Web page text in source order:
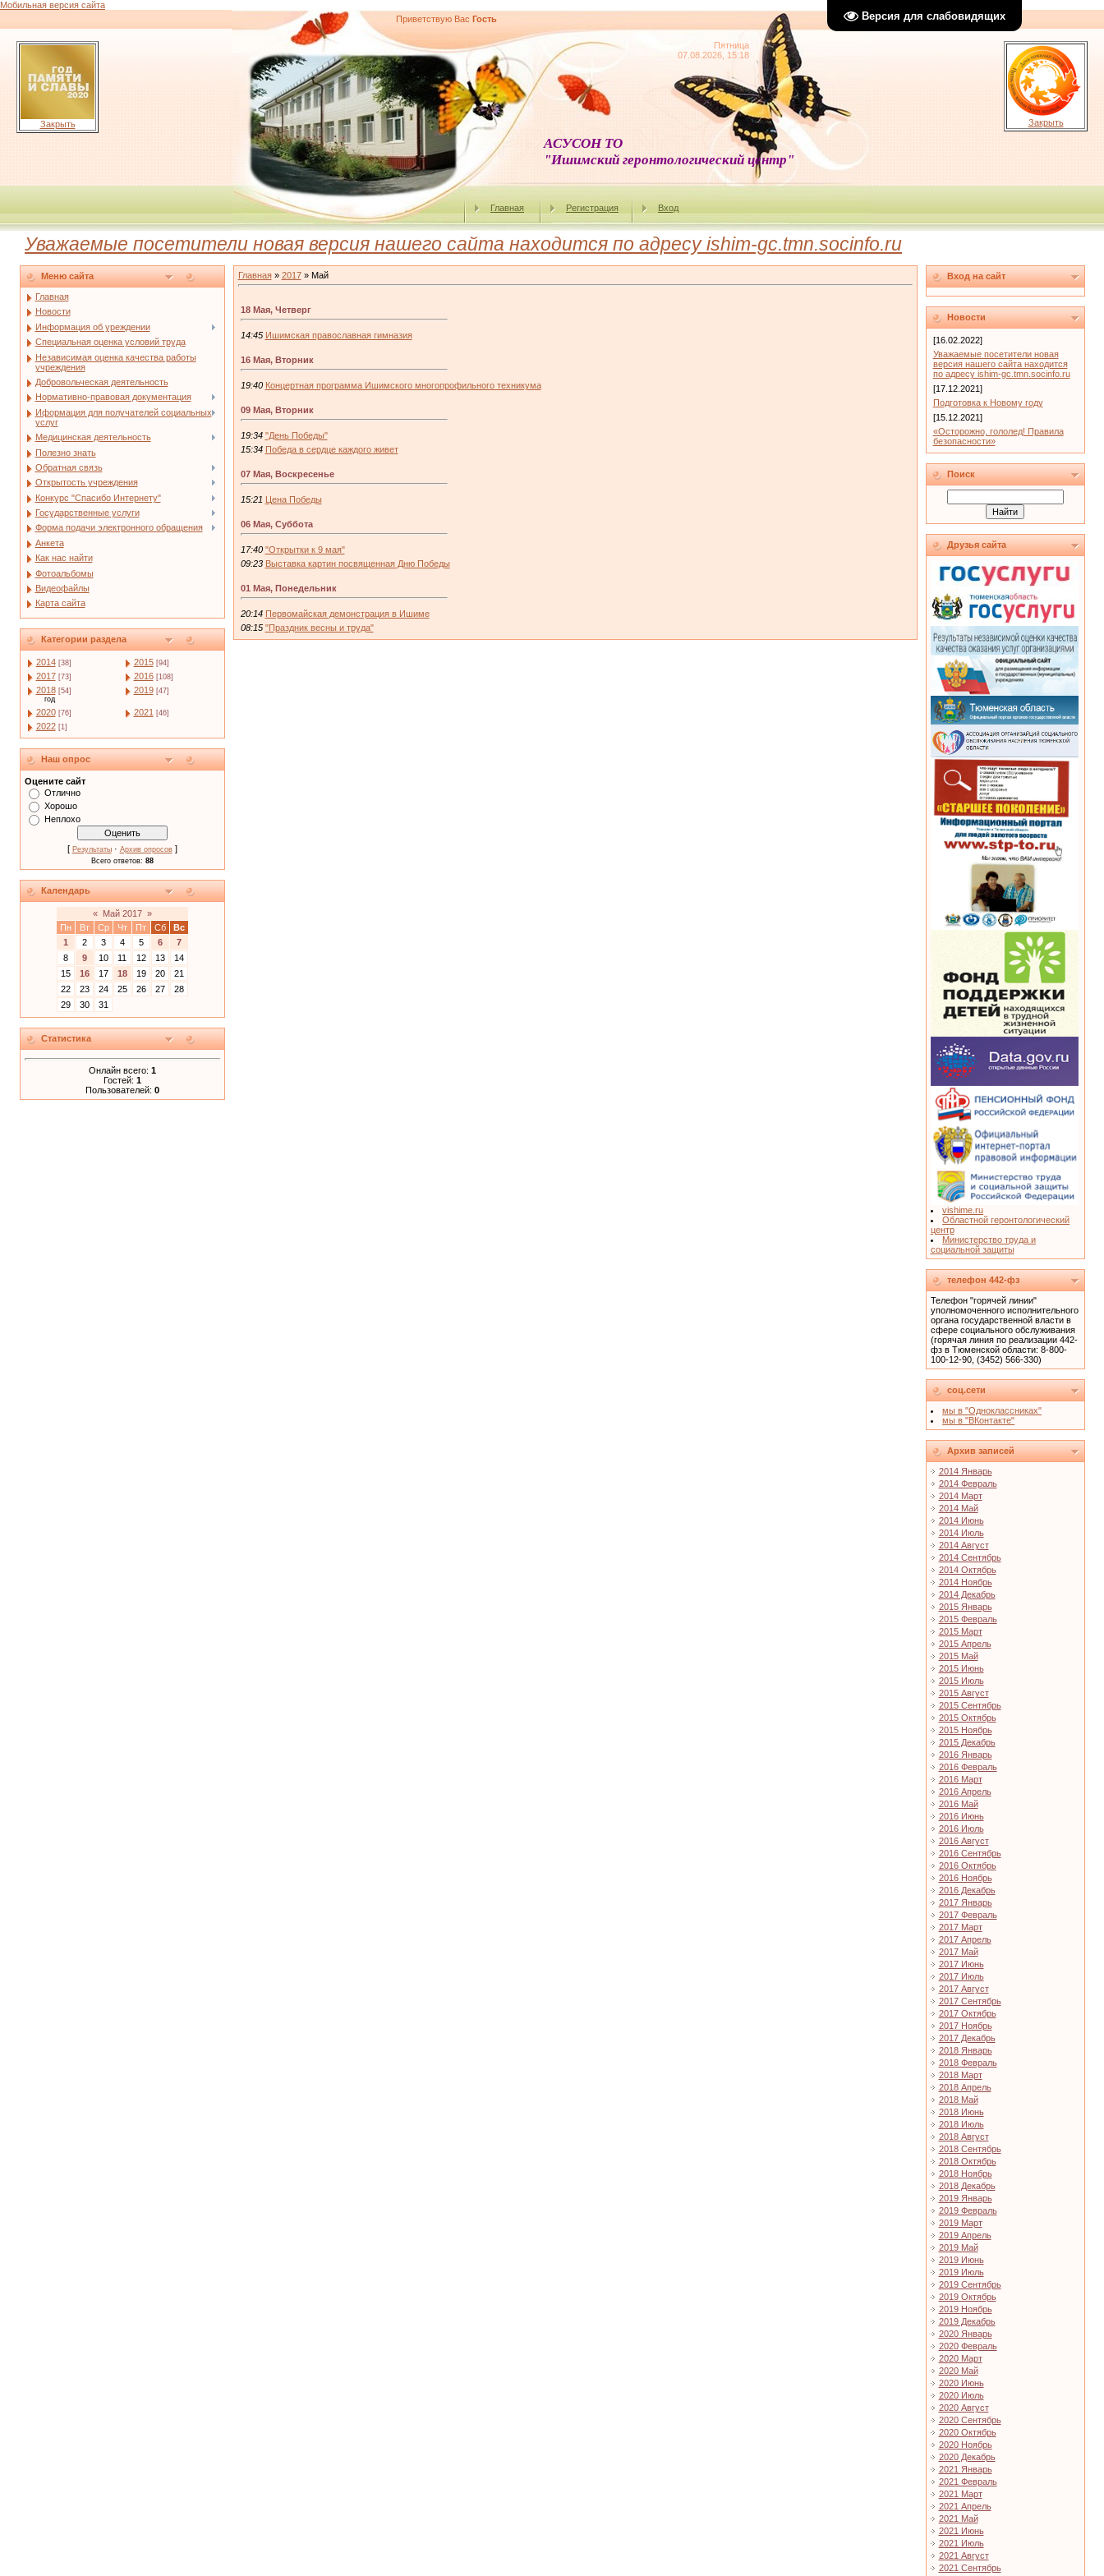
Версия для слабовидящих
Мобильная версия сайта
Приветствую Вас Гость
Пятница
07.08.2026, 15:18
АСУСОН ТО
"Ишимский геронтологический центр"
Главная Регистрация Вход
Закрыть
Закрыть
Уважаемые посетители новая версия нашего сайта находится по адресу ishim-gc.tmn.socinfo.ru
Меню сайта
Главная
Новости
Информация об уреждении
Специальная оценка условий труда
Независимая оценка качества работы
учреждения
Добровольческая деятельность
Нормативно-правовая документация
Иформация для получателей социальных
услуг
Медицинская деятельность
Полезно знать
Обратная связь
Открытость учреждения
Конкурс "Спасибо Интернету"
Государственные услуги
Форма подачи электронного обращения
Анкета
Как нас найти
Фотоальбомы
Видеофайлы
Карта сайта
Категории раздела
2014 [38] 2015 [94]
2017 [73] 2016 [108]
2018 [54]
год
2019 [47]
2020 [76] 2021 [46]
2022 [1]
Наш опрос
Оцените сайт
Отлично
Хорошо
Неплохо
[ Результаты· Архив опросов]
Всего ответов: 88
Календарь
« Май 2017 »
Пн
Вт Ср Чт Пт Сб
Вс
1
2 3 4 5 6
7
8
9 10 11 12 13
14
15
16 17 18 19 20
21
22
23 24 25 26 27
28
29
30 31
Статистика
Онлайн всего: 1
Гостей: 1
Пользователей: 0
Главная» 2017 » Май
18 Мая, Четверг
14:45 Ишимская православная гимназия
16 Мая, Вторник
19:40 Концертная программа Ишимского многопрофильного техникума
09 Мая, Вторник
19:34 "День Победы"
15:34 Победа в сердце каждого живет
07 Мая, Воскресенье
15:21 Цена Победы
06 Мая, Суббота
17:40 "Открытки к 9 мая"
09:23 Выставка картин посвященная Дню Победы
01 Мая, Понедельник
20:14 Первомайская демонстрация в Ишиме
08:15 "Праздник весны и труда"
Вход на сайт
Новости
[16.02.2022]
Уважаемые посетители новая
версия нашего сайта находится
по адресу ishim-gc.tmn.socinfo.ru
[17.12.2021]
Подготовка к Новому году
[15.12.2021]
«Осторожно, гололед! Правила
безопасности»
Поиск
Друзья сайта
vishime.ru
Областной геронтологический
центр
Министерство труда и
социальной защиты
телефон 442-фз
Телефон "горячей линии"
уполномоченного исполнительного
органа государственной власти в
сфере социального обслуживания
(горячая линия по реализации 442-
фз в Тюменской области: 8-800-
100-12-90, (3452) 566-330)
соц.сети
мы в "Одноклассниках"
мы в "ВКонтакте"
Архив записей
2014 Январь
2014 Февраль
2014 Март
2014 Май
2014 Июнь
2014 Июль
2014 Август
2014 Сентябрь
2014 Октябрь
2014 Ноябрь
2014 Декабрь
2015 Январь
2015 Февраль
2015 Март
2015 Апрель
2015 Май
2015 Июнь
2015 Июль
2015 Август
2015 Сентябрь
2015 Октябрь
2015 Ноябрь
2015 Декабрь
2016 Январь
2016 Февраль
2016 Март
2016 Апрель
2016 Май
2016 Июнь
2016 Июль
2016 Август
2016 Сентябрь
2016 Октябрь
2016 Ноябрь
2016 Декабрь
2017 Январь
2017 Февраль
2017 Март
2017 Апрель
2017 Май
2017 Июнь
2017 Июль
2017 Август
2017 Сентябрь
2017 Октябрь
2017 Ноябрь
2017 Декабрь
2018 Январь
2018 Февраль
2018 Март
2018 Апрель
2018 Май
2018 Июнь
2018 Июль
2018 Август
2018 Сентябрь
2018 Октябрь
2018 Ноябрь
2018 Декабрь
2019 Январь
2019 Февраль
2019 Март
2019 Апрель
2019 Май
2019 Июнь
2019 Июль
2019 Сентябрь
2019 Октябрь
2019 Ноябрь
2019 Декабрь
2020 Январь
2020 Февраль
2020 Март
2020 Май
2020 Июнь
2020 Июль
2020 Август
2020 Сентябрь
2020 Октябрь
2020 Ноябрь
2020 Декабрь
2021 Январь
2021 Февраль
2021 Март
2021 Апрель
2021 Май
2021 Июнь
2021 Июль
2021 Август
2021 Сентябрь